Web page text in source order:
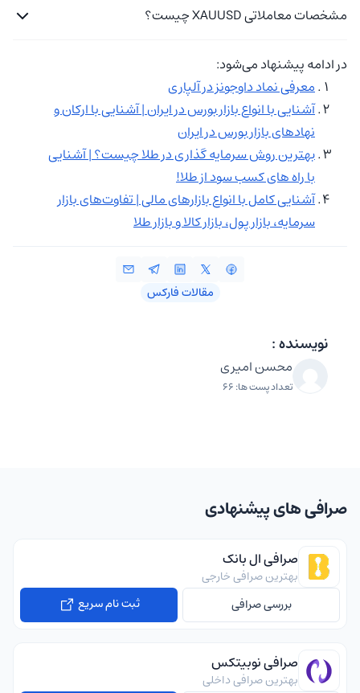
مشخصات معاملاتی XAUUSD چیست؟
در ادامه پیشنهاد می‌شود:
معرفی نماد داوجونز در آلپاری
آشنایی با انواع بازار بورس در ایران | آشنایی با ارکان و
نهادهای بازار بورس در ایران
بهترین روش سرمایه گذاری در طلا چیست؟ | آشنایی
با راه های کسب سود از طلا!
آشنایی کامل با انواع بازارهای مالی | تفاوت‌های بازار
سرمایه، بازار پول، بازار کالا و بازار طلا
مقالات فارکس
نویسنده :
محسن امیری
تعداد پست ها: 66
صرافی های پیشنهادی
صرافی ال بانک
بهترین صرافی خارجی
بررسی صرافی
ثبت نام سریع
صرافی نوبیتکس
بهترین صرافی داخلی